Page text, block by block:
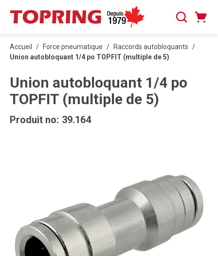
PASSER AU CONTENU PRINCIPAL
Recherche
Accueil / Force pneumatique / Raccords autobloquants /
Union autobloquant 1/4 po TOPFIT (multiple de 5)
Union autobloquant 1/4 po
TOPFIT (multiple de 5)
Produit no: 39.164